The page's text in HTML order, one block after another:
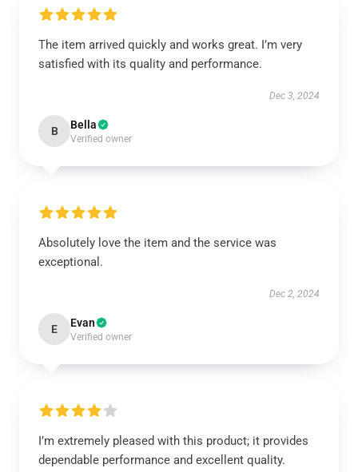
The item arrived quickly and works great. I’m very
satisfied with its quality and performance.
Dec 3, 2024
B Bella
Verified owner
Absolutely love the item and the service was
exceptional.
Dec 2, 2024
E Evan
Verified owner
I’m extremely pleased with this product; it provides
dependable performance and excellent quality.